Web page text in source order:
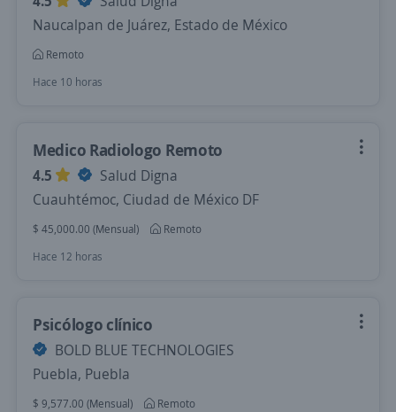
Naucalpan de Juárez, Estado de México
Remoto
Hace 10 horas
Medico Radiologo Remoto
4.5
Salud Digna
Cuauhtémoc, Ciudad de México DF
$ 45,000.00 (Mensual)
Remoto
Hace 12 horas
Psicólogo clínico
BOLD BLUE TECHNOLOGIES
Puebla, Puebla
$ 9,577.00 (Mensual) Remoto